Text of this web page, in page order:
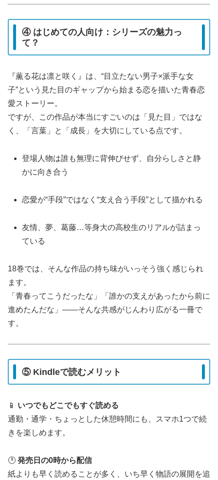
④ はじめての人向け：シリーズの魅力っ
て？
『薫る花は凛と咲く』は、“目立たない男子×派手な女
子”という見た目のギャップから始まる恋を描いた青春恋
愛ストーリー。
ですが、この作品が本当にすごいのは「見た目」ではな
く、「言葉」と「成長」を大切にしている点です。
登場人物は誰も無理に背伸びせず、自分らしさと静
かに向き合う
恋愛が“手段”ではなく“支え合う手段”として描かれる
友情、夢、葛藤…等身大の高校生のリアルが詰まっ
ている
18巻では、そんな作品の持ち味がいっそう強く感じられ
ます。
「青春ってこうだったな」「誰かの支えがあったから前に
進めたんだな」――そんな共感がじんわり広がる一冊で
す。
⑤ Kindleで読むメリット
📱 いつでもどこでもすぐ読める
通勤・通学・ちょっとした休憩時間にも、スマホ1つで続
きを楽しめます。
🕐 発売日の0時から配信
紙よりも早く読めることが多く、いち早く物語の展開を追